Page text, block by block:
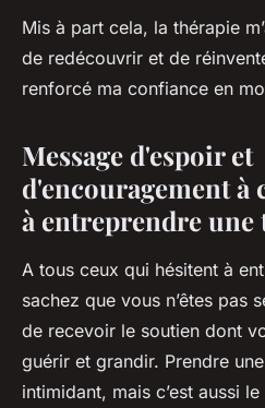
Mis à part cela, la thérapie
de redécouvrir et de
renforcé ma confiance en
Message d'espoir et
d'encouragement à
à entreprendre une
A tous ceux qui hésitent à
sachez que vous n’êtes pas
de recevoir le soutien dont
guérir et grandir. Prendre
intimidant, mais c’est aussi